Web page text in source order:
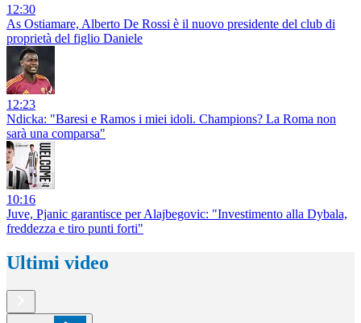
12:30
As Ostiamare, Alberto De Rossi è il nuovo presidente del club di
proprietà del figlio Daniele
12:23
Ndicka: "Baresi e Ramos i miei idoli. Champions? La Roma non
sarà una comparsa"
10:16
Juve, Pjanic garantisce per Alajbegovic: "Investimento alla Dybala,
freddezza e tiro punti forti"
Ultimi video